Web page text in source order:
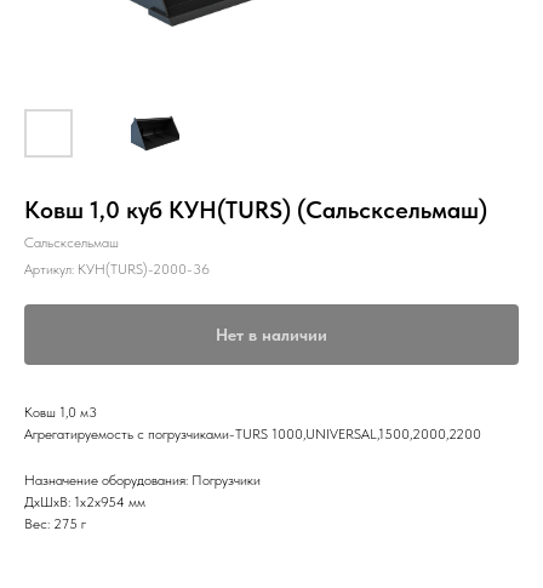
Ковш 1,0 куб КУН(TURS) (Сальсксельмаш)
Сальсксельмаш
Артикул: КУН(TURS)-2000-36
Нет в наличии
Ковш 1,0 м3
Агрегатируемость с погрузчиками-TURS 1000,UNIVERSAL,1500,2000,2200
Назначение оборудования: Погрузчики
ДxШxВ: 1x2x954 мм
Вес: 275 г